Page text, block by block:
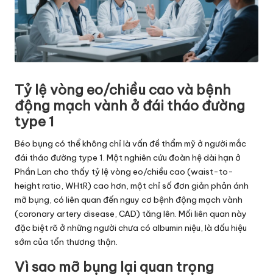
Tỷ lệ vòng eo/chiều cao và bệnh
động mạch vành ở đái tháo đường
type 1
Béo bụng có thể không chỉ là vấn đề thẩm mỹ ở người mắc
đái tháo đường type 1. Một nghiên cứu đoàn hệ dài hạn ở
Phần Lan cho thấy tỷ lệ vòng eo/chiều cao (waist-to-
height ratio, WHtR) cao hơn, một chỉ số đơn giản phản ánh
mỡ bụng, có liên quan đến nguy cơ bệnh động mạch vành
(coronary artery disease, CAD) tăng lên. Mối liên quan này
đặc biệt rõ ở những người chưa có albumin niệu, là dấu hiệu
sớm của tổn thương thận.
Vì sao mỡ bụng lại quan trọng